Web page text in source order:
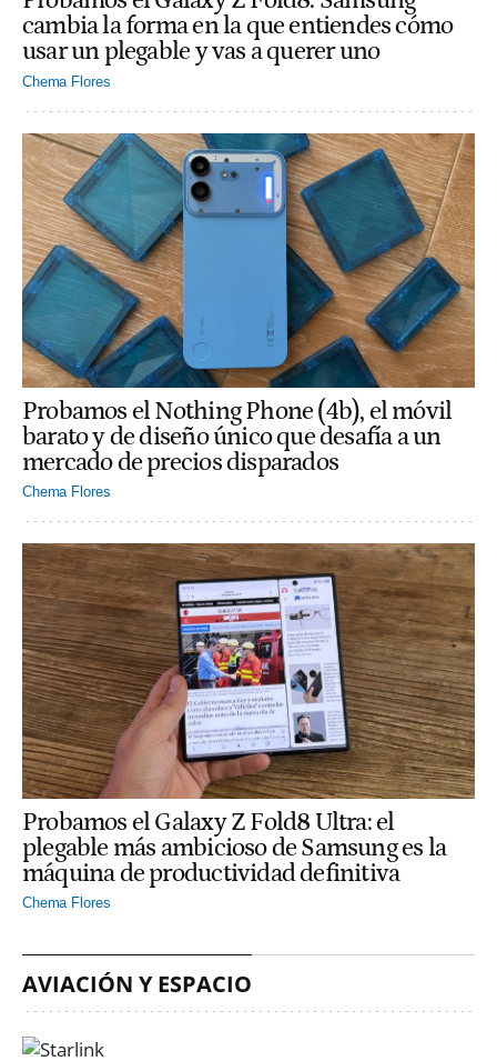
cambia la forma en la que entiendes cómo
usar un plegable y vas a querer uno
Chema Flores
Probamos el Nothing Phone (4b), el móvil
barato y de diseño único que desafía a un
mercado de precios disparados
Chema Flores
Probamos el Galaxy Z Fold8 Ultra: el
plegable más ambicioso de Samsung es la
máquina de productividad definitiva
Chema Flores
AVIACIÓN Y ESPACIO